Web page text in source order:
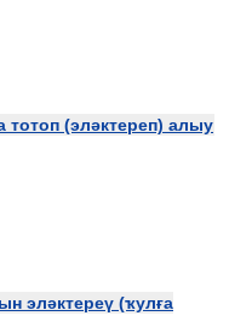
тотоп (эләктереп) алыу
эләктереү (ҡулға